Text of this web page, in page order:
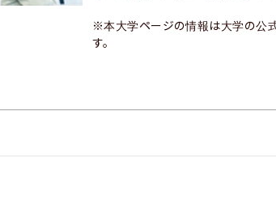
※本大学ページの情報は大学の公
す。